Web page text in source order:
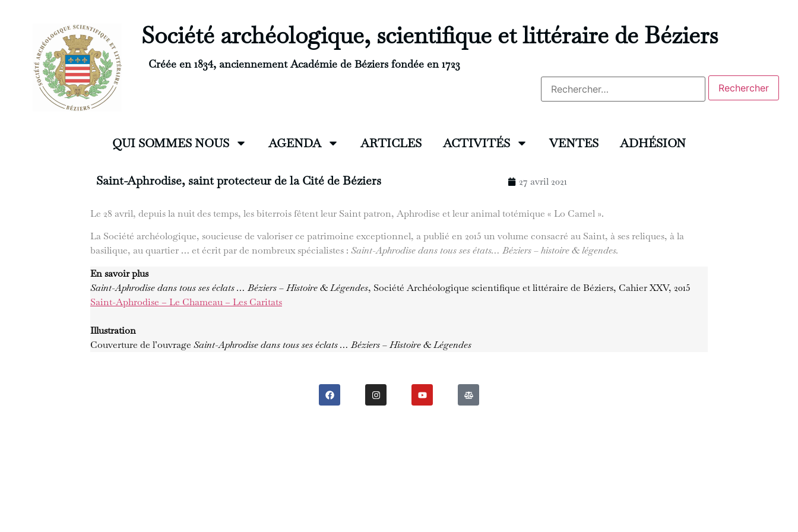
Société archéologique, scientifique et littéraire de Béziers
Créée en 1834, anciennement Académie de Béziers fondée en 1723
QUI SOMMES NOUS AGENDA ARTICLES ACTIVITÉS VENTES ADHÉSION
Saint-Aphrodise, saint protecteur de la Cité de Béziers 27 avril 2021
Le 28 avril, depuis la nuit des temps, les biterrois fêtent leur Saint patron, Aphrodise et leur animal totémique « Lo Camel ».
La Société archéologique, soucieuse de valoriser ce patrimoine exceptionnel, a publié en 2015 un volume consacré au Saint, à ses reliques, à la
basilique, au quartier … et écrit par de nombreux spécialistes : Saint-Aphrodise dans tous ses états… Béziers – histoire & légendes.
En savoir plus
Saint-Aphrodise dans tous ses éclats … Béziers – Histoire & Légendes, Société Archéologique scientifique et littéraire de Béziers, Cahier XXV, 2015
Saint-Aphrodise – Le Chameau – Les Caritats
Illustration
Couverture de l’ouvrage Saint-Aphrodise dans tous ses éclats … Béziers – Histoire & Légendes